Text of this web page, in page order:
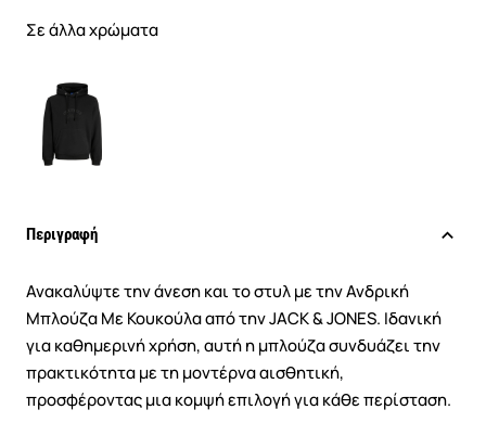
Σε άλλα χρώματα
Περιγραφή
Ανακαλύψτε την άνεση και το στυλ με την Ανδρική
Μπλούζα Με Κουκούλα από την JACK & JONES. Ιδανική
για καθημερινή χρήση, αυτή η μπλούζα συνδυάζει την
πρακτικότητα με τη μοντέρνα αισθητική,
προσφέροντας μια κομψή επιλογή για κάθε περίσταση.